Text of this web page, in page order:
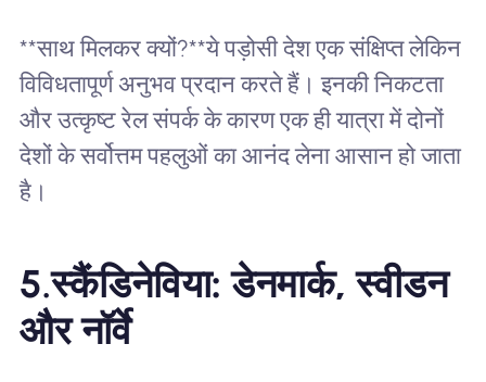
**साथ मिलकर क्यों?**ये पड़ोसी देश एक संक्षिप्त लेकिन
विविधतापूर्ण अनुभव प्रदान करते हैं। इनकी निकटता
और उत्कृष्ट रेल संपर्क के कारण एक ही यात्रा में दोनों
देशों के सर्वोत्तम पहलुओं का आनंद लेना आसान हो जाता
है।
5.स्कैंडिनेविया: डेनमार्क, स्वीडन
और नॉर्वे